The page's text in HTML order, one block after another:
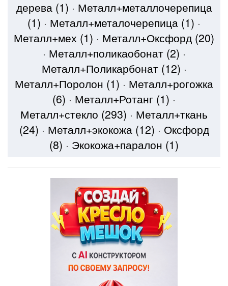
дерева (1) · Металл+металлочерепица
(1) · Металл+металочерепица (1) ·
Металл+мех (1) · Металл+Оксфорд (20)
· Металл+поликаобонат (2) ·
Металл+Поликарбонат (12) ·
Металл+Поролон (1) · Металл+рогожка
(6) · Металл+Ротанг (1) ·
Металл+стекло (293) · Металл+ткань
(24) · Металл+экокожа (12) · Оксфорд
(8) · Экокожа+паралон (1)